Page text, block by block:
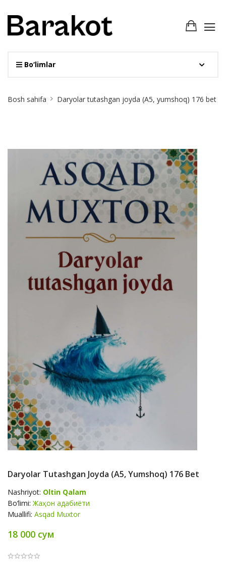
Bo‘limlar
Breadcrumb
Bosh sahifa Daryolar tutashgan joyda (А5, yumshoq) 176 bet
Daryolar Tutashgan Joyda (А5, Yumshoq) 176 Bet
Nashriyot: Oltin Qalam
Bo‘limi: Жаҳон адабиёти
Muallifi: Asqad Muxtor
18 000 сум